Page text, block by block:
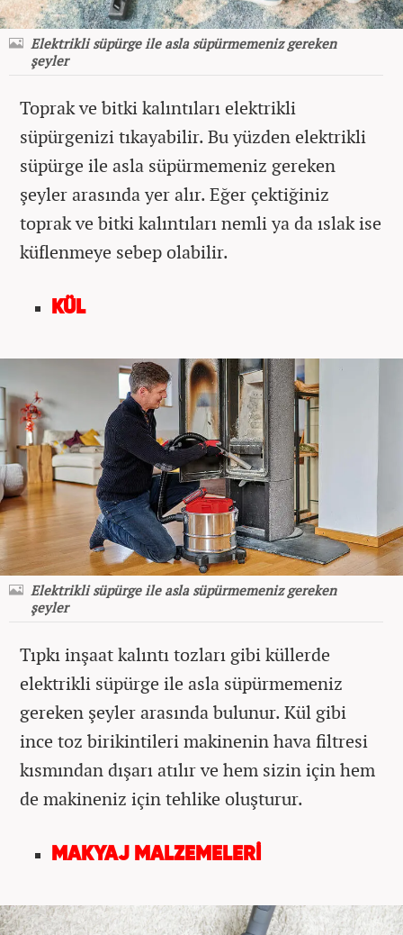
Elektrikli süpürge ile asla süpürmemeniz gereken
şeyler
Toprak ve bitki kalıntıları elektrikli
süpürgenizi tıkayabilir. Bu yüzden elektrikli
süpürge ile asla süpürmemeniz gereken
şeyler arasında yer alır. Eğer çektiğiniz
toprak ve bitki kalıntıları nemli ya da ıslak ise
küflenmeye sebep olabilir.
KÜL
Elektrikli süpürge ile asla süpürmemeniz gereken
şeyler
Tıpkı inşaat kalıntı tozları gibi küllerde
elektrikli süpürge ile asla süpürmemeniz
gereken şeyler arasında bulunur. Kül gibi
ince toz birikintileri makinenin hava filtresi
kısmından dışarı atılır ve hem sizin için hem
de makineniz için tehlike oluşturur.
MAKYAJ MALZEMELERİ